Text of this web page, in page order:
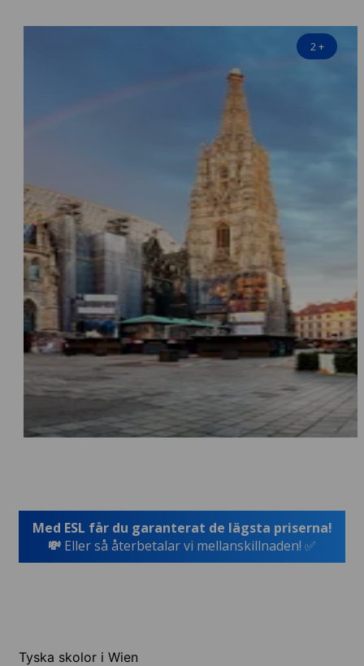
2+
Med ESL får du garanterat de lägsta priserna!
💸 Eller så återbetalar vi mellanskillnaden! ✅
Tyska skolor i Wien